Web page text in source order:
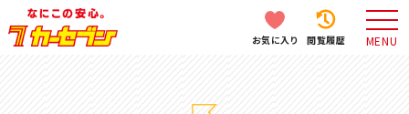
お気に入り 閲覧履歴 MENU